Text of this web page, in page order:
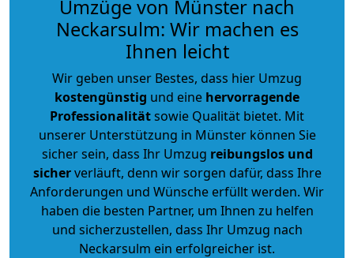
Umzüge von Münster nach
Neckarsulm: Wir machen es
Ihnen leicht
Wir geben unser Bestes, dass hier Umzug
kostengünstig und eine hervorragende
Professionalitätsowie Qualität bietet. Mit
unserer Unterstützung in Münster können Sie
sicher sein, dass Ihr Umzug reibungslos und
sicherverläuft, denn wir sorgen dafür, dass Ihre
Anforderungen und Wünsche erfüllt werden. Wir
haben die besten Partner, um Ihnen zu helfen
und sicherzustellen, dass Ihr Umzug nach
Neckarsulm ein erfolgreicher ist.